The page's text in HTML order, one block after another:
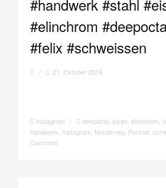
#handwerk #stahl
#elinchrom
#felix #schweissen
/ 21. Oktober 2016
Instagram / deepocta eisen elinchrom
handwerk Instagram Norderney, Portrait,
Comment